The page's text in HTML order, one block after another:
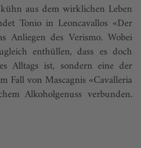
aus dem wirklichen Leben
Tonio in Leoncavallos «Der
Anliegen des Verismo. Wobei
enthüllen, dass es doch
Alltags ist, sondern eine der
Fall von Mascagnis «Cavalleria
Alkoholgenuss verbunden.